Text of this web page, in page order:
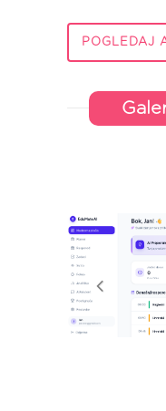
POGLEDAJ